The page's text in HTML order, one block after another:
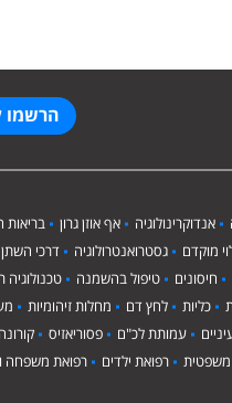
הרשמו
אנדוקרינולוגיה אף אוזן גרון בריאות
מוקדם גסטרואנטרולוגיה דרכי השתן
חיסונים טיפול בהשמנה טכנולוגיה
כליות לחץ דם מחלות זיהומיות
עמותת לכ"ם פסוריאזיס קורונה
משפטית רפואת ילדים רפואת משפחה